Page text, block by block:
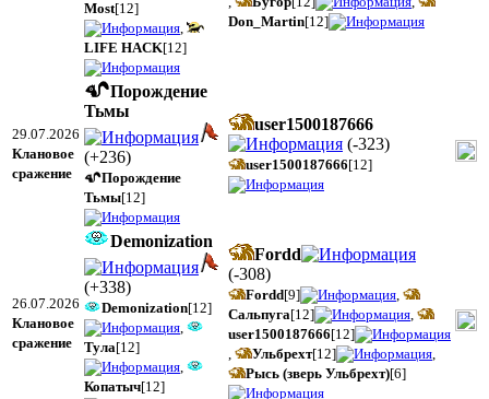
Most[12]
LIFE HACK[12]
Don_Martin[12]
29.07.2026
Клановое
сражение
Порождение
Тьмы
(+236)
Порождение
Тьмы[12]
user1500187666
(-323)
user1500187666[12]
26.07.2026
Клановое
сражение
Demonization
(+338)
Demonization[12]
Тула[12]
Копатыч[12]
Fordd
(-308)
Fordd[9]
Сальпуга[12]
user1500187666[12]
Ульбрехт[12]
Рысь (зверь Ульбрехт)[6]